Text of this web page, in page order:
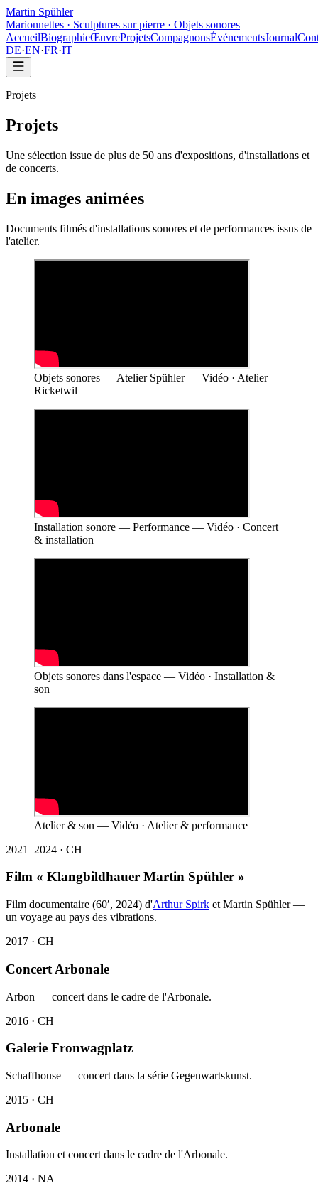
Martin Spühler
Marionnettes · Sculptures sur pierre · Objets sonores
AccueilBiographieŒuvreProjetsCompagnonsÉvénementsJournal
DE·EN·FR·IT
Projets
Projets
Une sélection issue de plus de 50 ans d'expositions, d'installations et
de concerts.
En images animées
Documents filmés d'installations sonores et de performances issus de
l'atelier.
Objets sonores — Atelier Spühler — Vidéo · Atelier
Ricketwil
Installation sonore — Performance — Vidéo · Concert
& installation
Objets sonores dans l'espace — Vidéo · Installation &
son
Atelier & son — Vidéo · Atelier & performance
2021–2024 · CH
Film « Klangbildhauer Martin Spühler »
Film documentaire (60′, 2024) d'Arthur Spirk et Martin Spühler —
un voyage au pays des vibrations.
2017 · CH
Concert Arbonale
Arbon — concert dans le cadre de l'Arbonale.
2016 · CH
Galerie Fronwagplatz
Schaffhouse — concert dans la série Gegenwartskunst.
2015 · CH
Arbonale
Installation et concert dans le cadre de l'Arbonale.
2014 · NA